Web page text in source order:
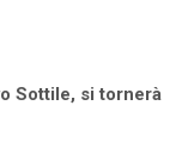
Sottile, si tornerà